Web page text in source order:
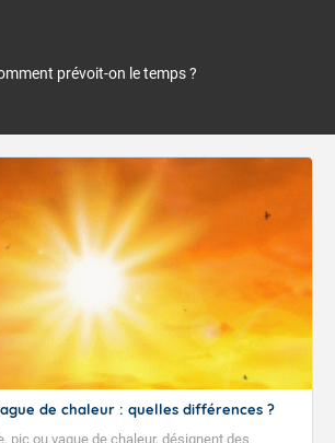
prévoit-on le temps ?
de chaleur : quelles différences ?
pic ou vague de chaleur, désignent des